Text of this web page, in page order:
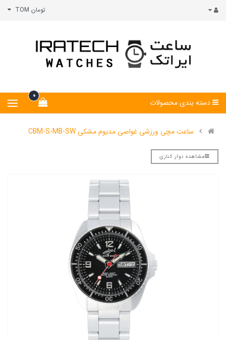
تومان TOM
0
دسته بندی محصولات
ساعت مچی ورزشی غواصی مدیوم مشکی CBM-S-MB-SW
مشاهده نوار کناری